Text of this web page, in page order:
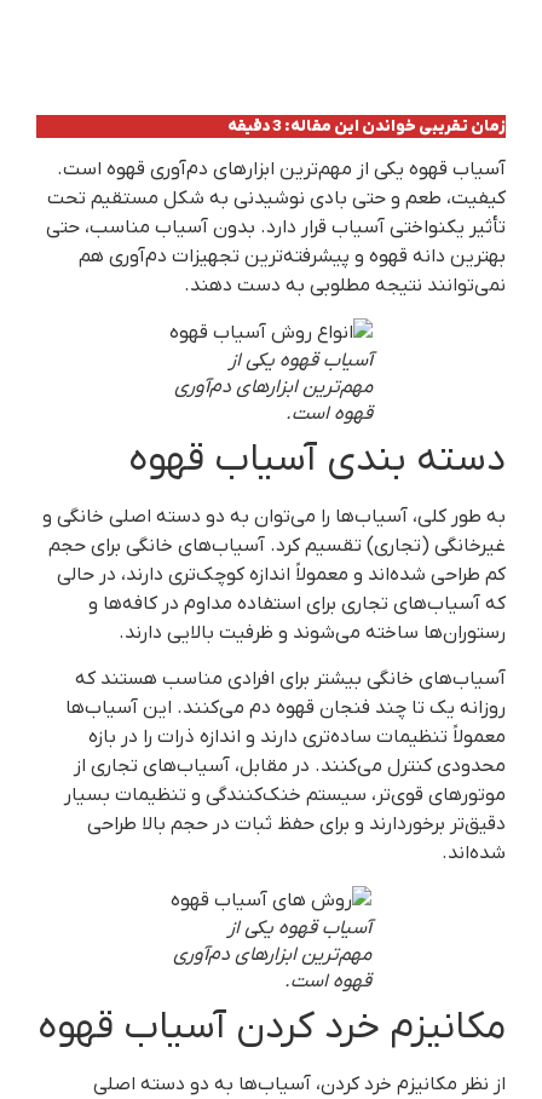
زمان تقریبی خواندن این مقاله: 3 دقیقه
آسیاب قهوه یکی از مهم‌ترین ابزارهای دم‌آوری قهوه است.
کیفیت، طعم و حتی بادی نوشیدنی به شکل مستقیم تحت
تأثیر یکنواختی آسیاب قرار دارد. بدون آسیاب مناسب، حتی
بهترین دانه قهوه و پیشرفته‌ترین تجهیزات دم‌آوری هم
نمی‌توانند نتیجه مطلوبی به دست دهند.
آسیاب قهوه یکی از
مهم‌ترین ابزارهای دم‌آوری
قهوه است.
دسته بندی آسیاب قهوه
به طور کلی، آسیاب‌ها را می‌توان به دو دسته اصلی خانگی و
غیرخانگی (تجاری) تقسیم کرد. آسیاب‌های خانگی برای حجم
کم طراحی شده‌اند و معمولاً اندازه کوچک‌تری دارند، در حالی
که آسیاب‌های تجاری برای استفاده مداوم در کافه‌ها و
رستوران‌ها ساخته می‌شوند و ظرفیت بالایی دارند.
آسیاب‌های خانگی بیشتر برای افرادی مناسب هستند که
روزانه یک تا چند فنجان قهوه دم می‌کنند. این آسیاب‌ها
معمولاً تنظیمات ساده‌تری دارند و اندازه ذرات را در بازه
محدودی کنترل می‌کنند. در مقابل، آسیاب‌های تجاری از
موتورهای قوی‌تر، سیستم خنک‌کنندگی و تنظیمات بسیار
دقیق‌تر برخوردارند و برای حفظ ثبات در حجم بالا طراحی
شده‌اند.
آسیاب قهوه یکی از
مهم‌ترین ابزارهای دم‌آوری
قهوه است.
مکانیزم خرد کردن آسیاب قهوه
از نظر مکانیزم خرد کردن، آسیاب‌ها به دو دسته اصلی